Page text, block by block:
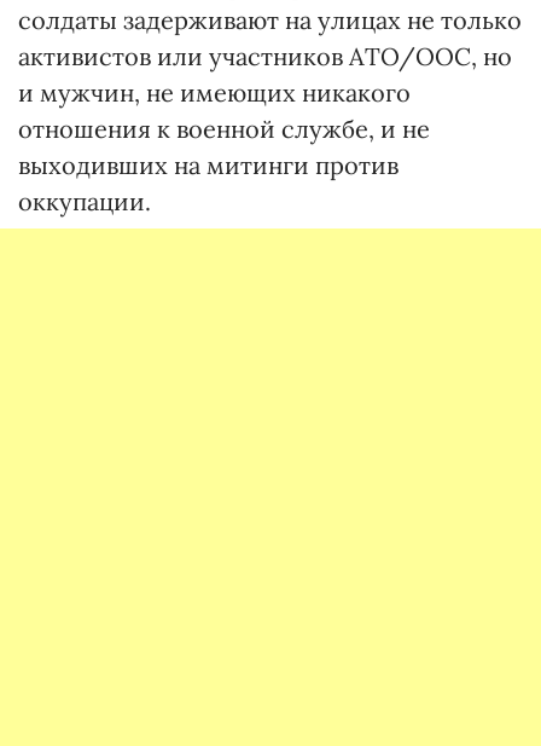
солдаты задерживают на улицах не только
активистов или участников АТО/ООС, но
и мужчин, не имеющих никакого
отношения к военной службе, и не
выходивших на митинги против
оккупации.